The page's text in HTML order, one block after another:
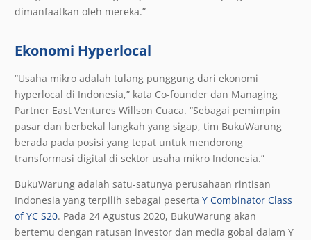
dimanfaatkan oleh mereka.”
Ekonomi Hyperlocal
“Usaha mikro adalah tulang punggung dari ekonomi
hyperlocal di Indonesia,” kata Co-founder dan Managing
Partner East Ventures Willson Cuaca. “Sebagai pemimpin
pasar dan berbekal langkah yang sigap, tim BukuWarung
berada pada posisi yang tepat untuk mendorong
transformasi digital di sektor usaha mikro Indonesia.”
BukuWarung adalah satu-satunya perusahaan rintisan
Indonesia yang terpilih sebagai peserta Y Combinator Class
of YC S20. Pada 24 Agustus 2020, BukuWarung akan
bertemu dengan ratusan investor dan media gobal dalam Y